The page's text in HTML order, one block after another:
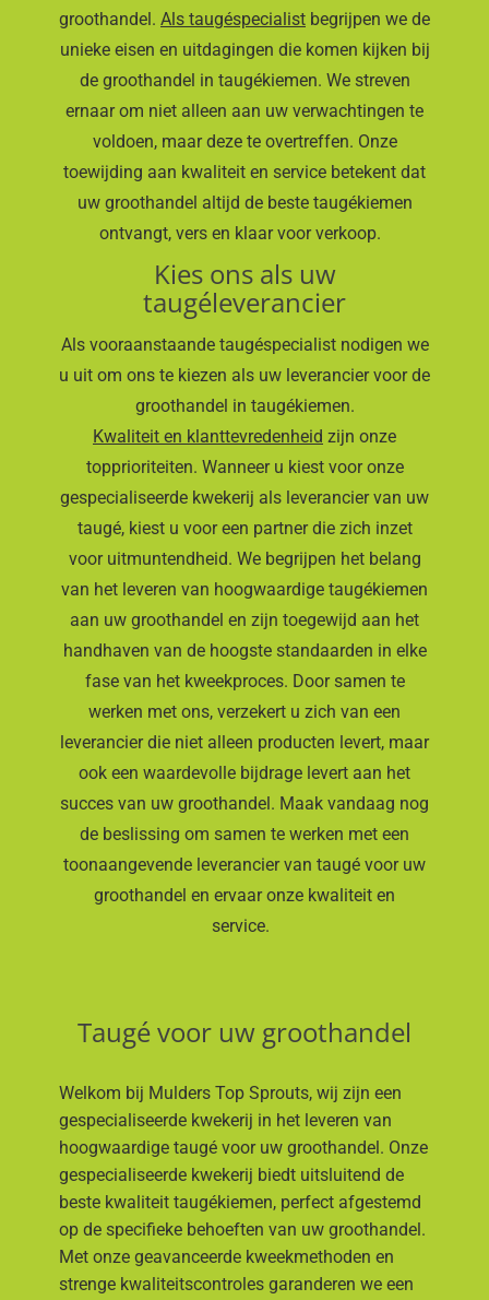
groothandel. Als taugéspecialist begrijpen we de
unieke eisen en uitdagingen die komen kijken bij
de groothandel in taugékiemen. We streven
ernaar om niet alleen aan uw verwachtingen te
voldoen, maar deze te overtreffen. Onze
toewijding aan kwaliteit en service betekent dat
uw groothandel altijd de beste taugékiemen
ontvangt, vers en klaar voor verkoop.
Kies ons als uw
taugéleverancier
Als vooraanstaande taugéspecialist nodigen we
u uit om ons te kiezen als uw leverancier voor de
groothandel in taugékiemen.
Kwaliteit en klanttevredenheid zijn onze
topprioriteiten. Wanneer u kiest voor onze
gespecialiseerde kwekerij als leverancier van uw
taugé, kiest u voor een partner die zich inzet
voor uitmuntendheid. We begrijpen het belang
van het leveren van hoogwaardige taugékiemen
aan uw groothandel en zijn toegewijd aan het
handhaven van de hoogste standaarden in elke
fase van het kweekproces. Door samen te
werken met ons, verzekert u zich van een
leverancier die niet alleen producten levert, maar
ook een waardevolle bijdrage levert aan het
succes van uw groothandel. Maak vandaag nog
de beslissing om samen te werken met een
toonaangevende leverancier van taugé voor uw
groothandel en ervaar onze kwaliteit en
service.
Taugé voor uw groothandel
Welkom bij Mulders Top Sprouts, wij zijn een
gespecialiseerde kwekerij in het leveren van
hoogwaardige taugé voor uw groothandel. Onze
gespecialiseerde kwekerij biedt uitsluitend de
beste kwaliteit taugékiemen, perfect afgestemd
op de specifieke behoeften van uw groothandel.
Met onze geavanceerde kweekmethoden en
strenge kwaliteitscontroles garanderen we een